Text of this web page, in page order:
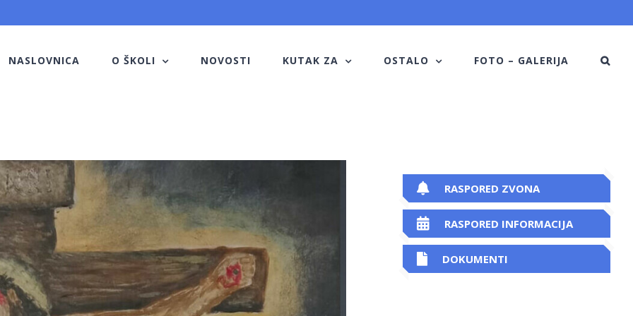
NASLOVNICA O ŠKOLI NOVOSTI KUTAK ZA OSTALO FOTO – GALERIJA
RASPORED ZVONA
RASPORED INFORMACIJA
DOKUMENTI